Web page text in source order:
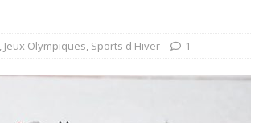
, Jeux Olympiques, Sports d'Hiver 1